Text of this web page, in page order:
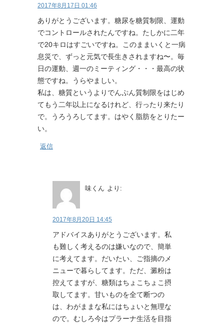
2017年8月17日 01:46
ありがとうございます。糖尿を糖質制限、運動
でコントロールされたんですね。たしかに二年
で20キロはすごいですね。このままいくと一病
息災で、ずっと元気で長生きされますね〜。毎
日の運動、週一のミーティング・・・最高の状
態ですね。うらやましい。
私は、糖質というよりでんぷん質制限をはじめ
てもう二年以上になるけれど、行ったり来たり
で。うろうろしてます。はやく脂肪をとりたー
い。
返信
味くん より:
2017年8月20日 14:45
アドバイスありがとうございます。私
も難しく考えるのは嫌いなので、簡単
に考えてます。だいたい、ご指摘のメ
ニューで暮らしてます。ただ、澱粉は
控えてますが、糖類はちょこちょこ摂
取してます。甘いものを全て断つの
は、わがままな私にはちょいと無理な
ので。むしろ今はプラーナ生活を目指